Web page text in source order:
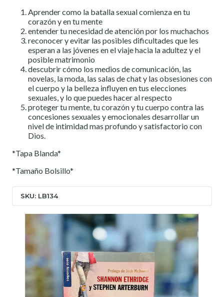
Aprender como la batalla sexual comienza en tu
corazón y en tu mente
entender tu necesidad de atención por los muchachos
reconocer y evitar las posibles dificultades que les
esperan a las jóvenes en el viaje hacia la adultez y el
posible matrimonio
descubrir cómo los medios de comunicación, las
novelas, la moda, las salas de chat y las obsesiones con
el cuerpo y la belleza influyen en tus elecciones
sexuales, y lo que puedes hacer al respecto
proteger tu mente, tu corazón y tu cuerpo contra las
concesiones sexuales y emocionales desarrollar un
nivel de intimidad mas profundo y satisfactorio con
Dios.
*Tapa Blanda*
*Tamaño Bolsillo*
SKU: LB134